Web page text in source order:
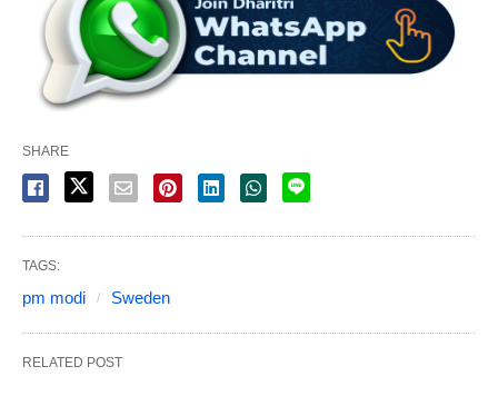
SHARE
TAGS:
pm modi Sweden
RELATED POST